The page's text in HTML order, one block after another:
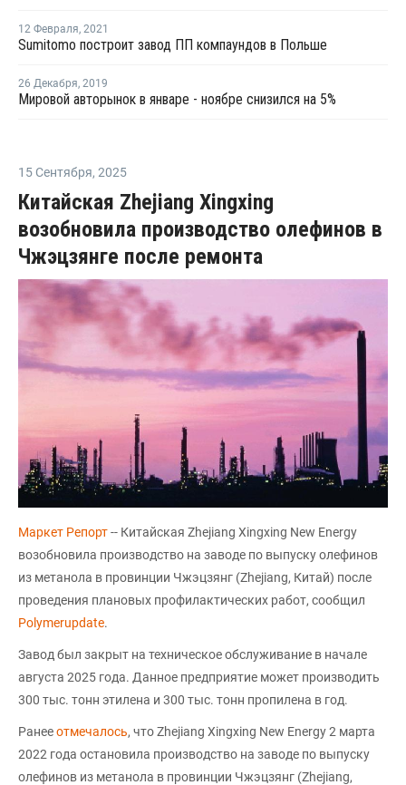
12 Февраля, 2021
Sumitomo построит завод ПП компаундов в Польше
26 Декабря, 2019
Мировой авторынок в январе - ноябре снизился на 5%
15 Сентября, 2025
Китайская Zhejiang Xingxing
возобновила производство олефинов в
Чжэцзянге после ремонта
Маркет Репорт-- Китайская Zhejiang Xingxing New Energy
возобновила производство на заводе по выпуску олефинов
из метанола в провинции Чжэцзянг (Zhejiang, Китай) после
проведения плановых профилактических работ, сообщил
Polymerupdate.
Завод был закрыт на техническое обслуживание в начале
августа 2025 года. Данное предприятие может производить
300 тыс. тонн этилена и 300 тыс. тонн пропилена в год.
Ранееотмечалось, что Zhejiang Xingxing New Energy 2 марта
2022 года остановила производство на заводе по выпуску
олефинов из метанола в провинции Чжэцзянг (Zhejiang,